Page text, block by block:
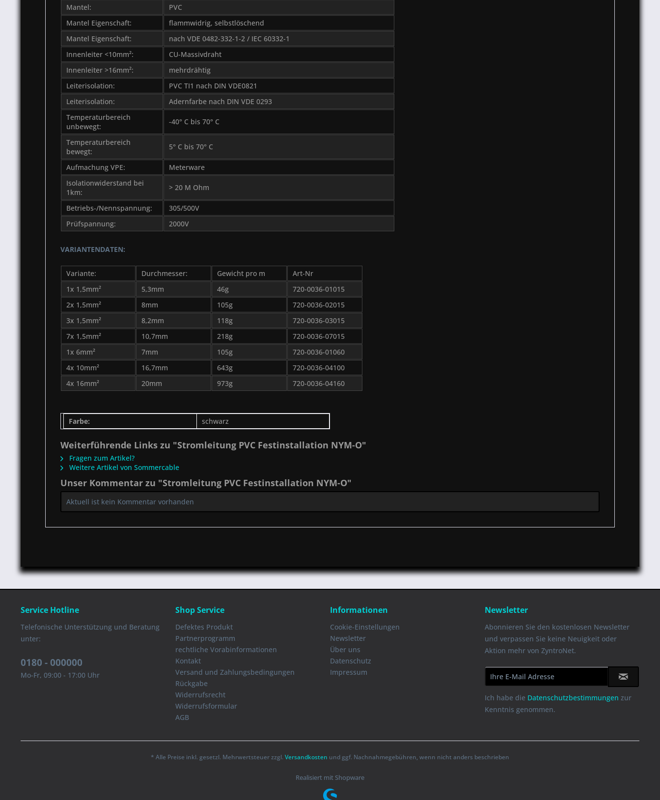
Mantel:
PVC
Mantel Eigenschaft:
flammwidrig, selbstlöschend
Mantel Eigenschaft:
nach VDE 0482-332-1-2 / IEC 60332-1
Innenleiter <10mm²:
CU-Massivdraht
Innenleiter >16mm²:
mehrdrähtig
Leiterisolation:
PVC TI1 nach DIN VDE0821
Leiterisolation:
Adernfarbe nach DIN VDE 0293
Temperaturbereich
unbewegt:
-40° C bis 70° C
Temperaturbereich
bewegt:
5° C bis 70° C
Aufmachung VPE:
Meterware
Isolationwiderstand bei
1km:
> 20 M Ohm
Betriebs-/Nennspannung:
305/500V
Prüfspannung:
2000V
VARIANTENDATEN:
Variante: Durchmesser: Gewicht pro m
Art-Nr
1x 1,5mm²
5,3mm 46g
720-0036-01015
2x 1,5mm²
8mm 105g
720-0036-02015
3x 1,5mm²
8,2mm 118g
720-0036-03015
7x 1,5mm²
10,7mm 218g
720-0036-07015
1x 6mm²
7mm 105g
720-0036-01060
4x 10mm²
16,7mm 643g
720-0036-04100
4x 16mm²
20mm 973g 720-0036-04160
Farbe: schwarz
Weiterführende Links zu "Stromleitung PVC Festinstallation NYM-O"
Fragen zum Artikel?
Weitere Artikel von Sommercable
Unser Kommentar zu "Stromleitung PVC Festinstallation NYM-O"
Aktuell ist kein Kommentar vorhanden
Service Hotline
Telefonische Unterstützung und Beratung
unter:
0180 - 000000
Mo-Fr, 09:00 - 17:00 Uhr
Shop Service
Defektes Produkt
Partnerprogramm
rechtliche Vorabinformationen
Kontakt
Versand und Zahlungsbedingungen
Rückgabe
Widerrufsrecht
Widerrufsformular
AGB
Informationen
Cookie-Einstellungen
Newsletter
Über uns
Datenschutz
Impressum
Newsletter
Abonnieren Sie den kostenlosen Newsletter
und verpassen Sie keine Neuigkeit oder
Aktion mehr von ZyntroNet.
Ich habe die Datenschutzbestimmungen zur
Kenntnis genommen.
* Alle Preise inkl. gesetzl. Mehrwertsteuer zzgl. Versandkosten und ggf. Nachnahmegebühren, wenn nicht anders beschrieben
Realisiert mit Shopware